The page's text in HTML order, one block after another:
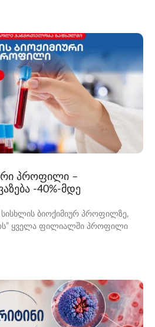
პროფილი –
-40%-მდე
ბიოქიმიურ პროფილზე,
ყველა ფილიალში პროფილი